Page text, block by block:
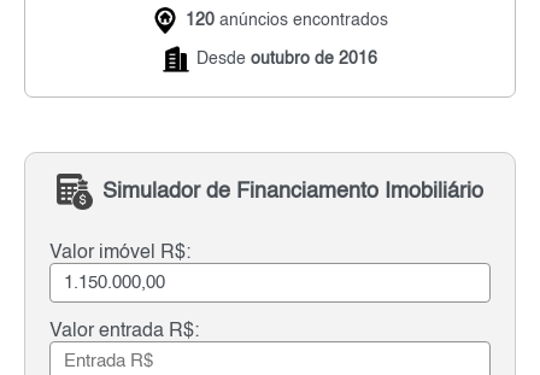
120 anúncios encontrados
Desde outubro de 2016
Simulador de Financiamento Imobiliário
Valor imóvel R$:
Valor entrada R$: